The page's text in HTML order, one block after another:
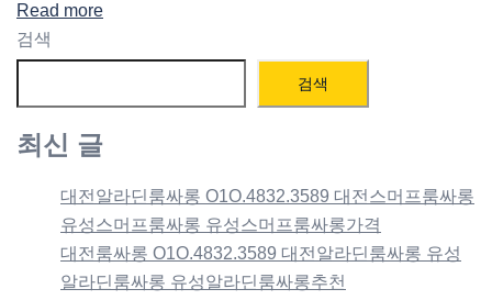
Share
Read more
검색
검색
최신 글
대전알라딘룸싸롱 O1O.4832.3589 대전스머프룸싸롱
유성스머프룸싸롱 유성스머프룸싸롱가격
대전룸싸롱 O1O.4832.3589 대전알라딘룸싸롱 유성
알라딘룸싸롱 유성알라딘룸싸롱추천